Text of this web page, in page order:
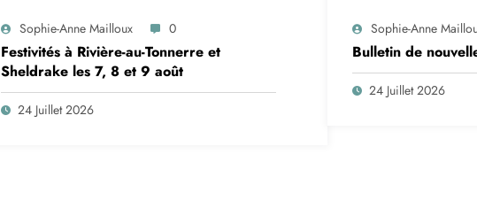
Sophie-Anne Mailloux 0
Festivités à Rivière-au-Tonnerre et
Sheldrake les 7, 8 et 9 août
24 Juillet 2026
Sophie-Anne
Bulletin de
24 Juillet 2026